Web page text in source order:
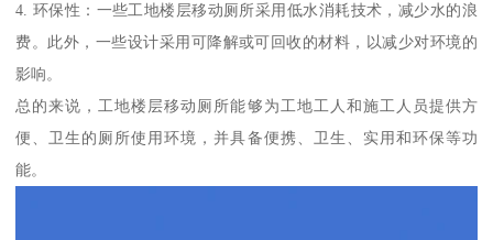
4. 环保性：一些工地楼层移动厕所采用低水消耗技术，减少水的浪
费。此外，一些设计采用可降解或可回收的材料，以减少对环境的
影响。
总的来说，工地楼层移动厕所能够为工地工人和施工人员提供方
便、卫生的厕所使用环境，并具备便携、卫生、实用和环保等功
能。